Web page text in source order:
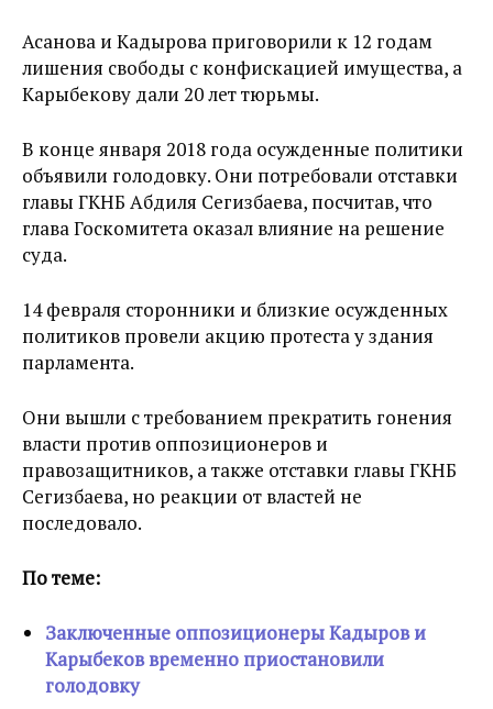
Асанова и Кадырова приговорили к 12 годам
лишения свободы с конфискацией имущества, а
Карыбекову дали 20 лет тюрьмы.
В конце января 2018 года осужденные политики
объявили голодовку. Они потребовали отставки
главы ГКНБ Абдиля Сегизбаева, посчитав, что
глава Госкомитета оказал влияние на решение
суда.
14 февраля сторонники и близкие осужденных
политиков провели акцию протеста у здания
парламента.
Они вышли с требованием прекратить гонения
власти против оппозиционеров и
правозащитников, а также отставки главы ГКНБ
Сегизбаева, но реакции от властей не
последовало.
По теме:
Заключенные оппозиционеры Кадыров и
Карыбеков временно приостановили
голодовку